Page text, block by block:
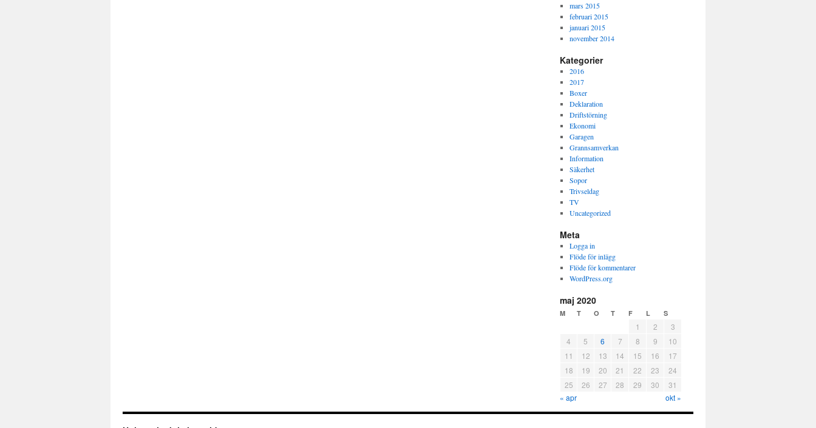
mars 2015
februari 2015
januari 2015
november 2014
Kategorier
2016
2017
Boxer
Deklaration
Driftstörning
Ekonomi
Garagen
Grannsamverkan
Information
Säkerhet
Sopor
Trivseldag
TV
Uncategorized
Meta
Logga in
Flöde för inlägg
Flöde för kommentarer
WordPress.org
maj 2020
M T O T F L S
1 2
3
4
5 6 7 8 9
10
11
12 13 14 15 16
17
18
19 20 21 22 23
24
25
26 27 28 29 30
31
« apr
okt »